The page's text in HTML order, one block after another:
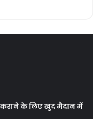
के लिए खुद मैदान में